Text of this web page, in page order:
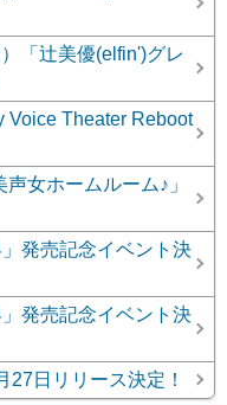
「辻美優(elfin')グレ
Voice Theater Reboot
女ホームルーム♪」
」発売記念イベント決
」発売記念イベント決
27日リリース決定！